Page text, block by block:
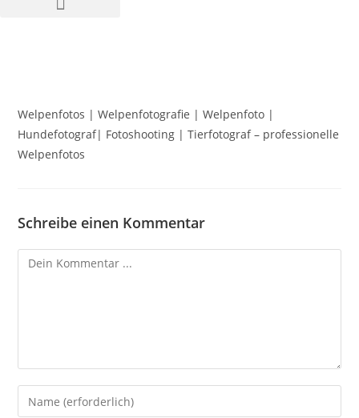
Welpenfotos | Welpenfotografie | Welpenfoto |
Hundefotograf| Fotoshooting | Tierfotograf – professionelle
Welpenfotos
Schreibe einen Kommentar